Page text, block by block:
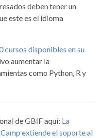
deben tener un
este es el idioma
cursos disponibles en su
aumentar la
como Python, R y
de GBIF aquí: La
extiende el soporte al